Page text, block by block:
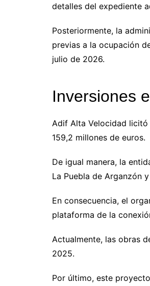
detalles del expediente
Posteriormente, la
previas a la ocupación
julio de 2026.
Inversiones
Adif Alta Velocidad
159,2 millones de euros.
De igual manera, la
La Puebla de Arganzón
En consecuencia, el
plataforma de la
Actualmente, las obras
2025.
Por último, este